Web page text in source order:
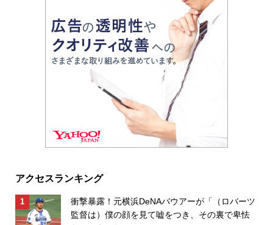
アクセスランキング
衝撃暴露！元横浜DeNAバウアーが「（ロバーツ
監督は）僕の顔を見て嘘をつき、その裏で卑怯